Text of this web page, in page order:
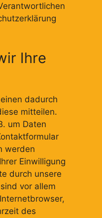
Ihre
dadurch
mitteilen.
um Daten
werden
Einwilligung
durch unsere
vor allem
des